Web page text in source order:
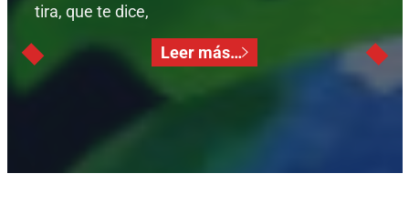
tira, que te dice,
Leer más…